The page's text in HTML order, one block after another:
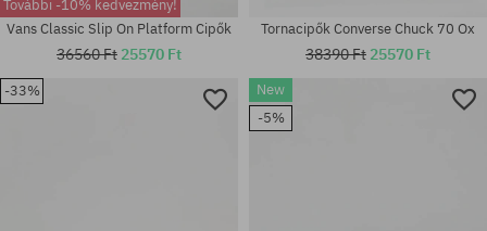
Elérhető méretek:
41; 42; 42.5; 43; 44
További -10% kedvezmény!
Vans Classic Slip On Platform Cipők
36560 Ft 25570 Ft
Tornacipők Converse Chuck 70 Ox
38390 Ft 25570 Ft
-33%
New
-5%